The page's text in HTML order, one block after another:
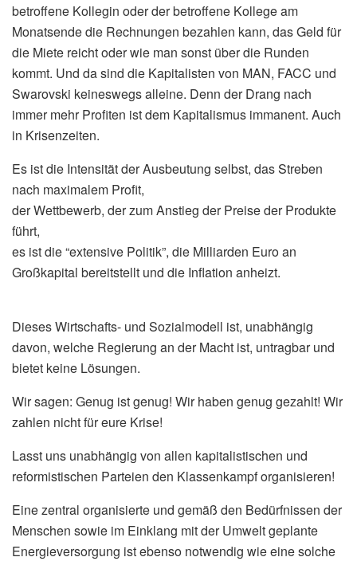
betroffene Kollegin oder der betroffene Kollege am
Monatsende die Rechnungen bezahlen kann, das Geld für
die Miete reicht oder wie man sonst über die Runden
kommt. Und da sind die Kapitalisten von MAN, FACC und
Swarovski keineswegs alleine. Denn der Drang nach
immer mehr Profiten ist dem Kapitalismus immanent. Auch
in Krisenzeiten.
Es ist die Intensität der Ausbeutung selbst, das Streben
nach maximalem Profit,
der Wettbewerb, der zum Anstieg der Preise der Produkte
führt,
es ist die “extensive Politik”, die Milliarden Euro an
Großkapital bereitstellt und die Inflation anheizt.
Dieses Wirtschafts- und Sozialmodell ist, unabhängig
davon, welche Regierung an der Macht ist, untragbar und
bietet keine Lösungen.
Wir sagen: Genug ist genug! Wir haben genug gezahlt! Wir
zahlen nicht für eure Krise!
Lasst uns unabhängig von allen kapitalistischen und
reformistischen Parteien den Klassenkampf organisieren!
Eine zentral organisierte und gemäß den Bedürfnissen der
Menschen sowie im Einklang mit der Umwelt geplante
Energieversorgung ist ebenso notwendig wie eine solche